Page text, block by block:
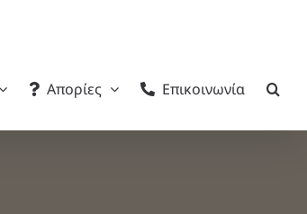
Απορίες Επικοινωνία